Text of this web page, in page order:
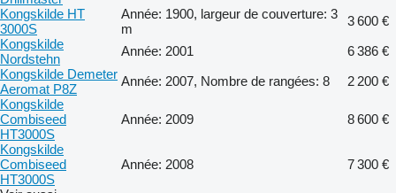
Kongskilde HT
3000S
Année: 1900, largeur de couverture: 3
m
3 600 €
Kongskilde
Nordstehn
Année: 2001
6 386 €
Kongskilde Demeter
Aeromat P8Z
Année: 2007, Nombre de rangées: 8
2 200 €
Kongskilde
Combiseed
HT3000S
Année: 2009
8 600 €
Kongskilde
Combiseed
HT3000S
Année: 2008
7 300 €